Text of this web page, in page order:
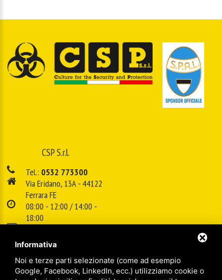
CSP S.r.l.
Tel.: 0532 773300
Via Eridano, 13A - 44122
Ferrara FE
08:00 - 12:00 / 14:00 -
18:00
info@cspsrl.biz
Sitemap / Privacy policy/Legal
Informativa
Noi e terze parti selezionate (come ad esempio
Google, Facebook, LinkedIn, ecc.) utilizziamo cookie o